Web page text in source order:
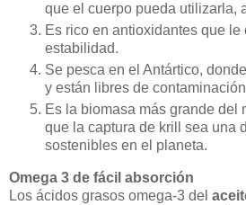
que el cuerpo pueda utilizarla,
Es rico en antioxidantes que le
estabilidad.
Se pesca en el Antártico,
y están libres de
Es la biomasa más grande del
que la captura de krill sea una
sostenibles en el planeta.
Omega 3 de fácil absorción
Los ácidos grasos omega-3 del